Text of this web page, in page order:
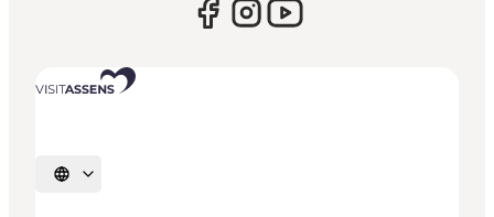
Vælg sprog